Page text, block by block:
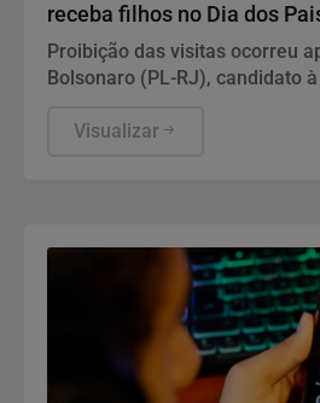
receba filhos no Dia dos
Proibição das visitas ocorreu
Bolsonaro (PL-RJ), candidato
uma carta manuscrita assinada
Visualizar